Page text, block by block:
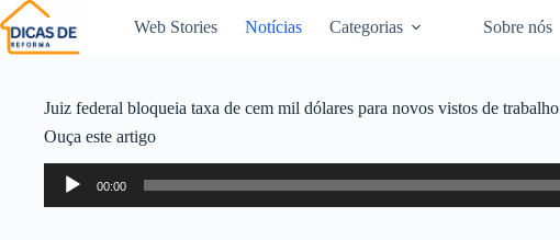
Web Stories Notícias Categorias Sobre nós
Juiz federal bloqueia taxa de cem mil dólares para novos vistos de trabalho
Ouça este artigo
Tocador
áudio
00:00